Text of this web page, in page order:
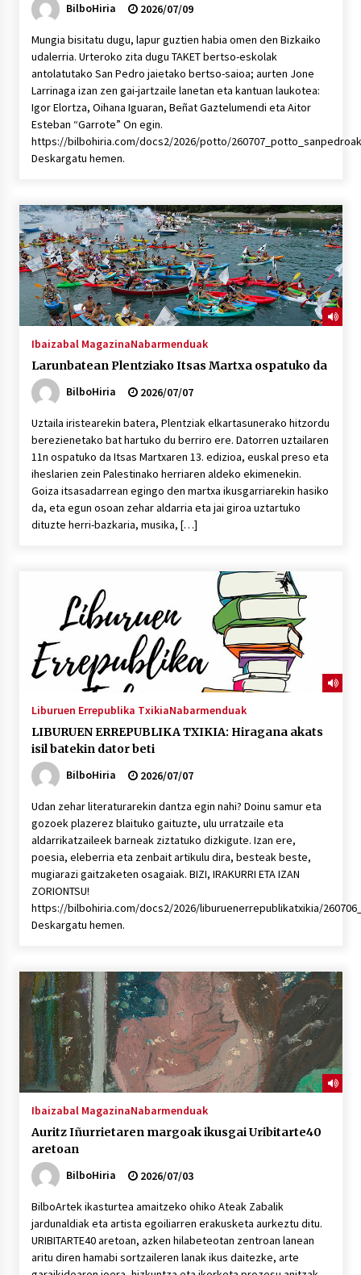
BilboHiria
2026/07/09
Mungia bisitatu dugu, lapur guztien habia omen den Bizkaiko
udalerria. Urteroko zita dugu TAKET bertso-eskolak
antolatutako San Pedro jaietako bertso-saioa; aurten Jone
Larrinaga izan zen gai-jartzaile lanetan eta kantuan laukotea:
Igor Elortza, Oihana Iguaran, Beñat Gaztelumendi eta Aitor
Esteban “Garrote” On egin.
https://bilbohiria.com/docs2/2026/potto/
Deskargatu hemen.
Ibaizabal MagazinaNabarmenduak
Larunbatean Plentziako Itsas Martxa ospatuko da
BilboHiria
2026/07/07
Uztaila iristearekin batera, Plentziak elkartasunerako hitzordu
berezienetako bat hartuko du berriro ere. Datorren uztailaren
11n ospatuko da Itsas Martxaren 13. edizioa, euskal preso eta
iheslarien zein Palestinako herriaren aldeko ekimenekin.
Goiza itsasadarrean egingo den martxa ikusgarriarekin hasiko
da, eta egun osoan zehar aldarria eta jai giroa uztartuko
dituzte herri-bazkaria, musika, […]
Liburuen Errepublika TxikiaNabarmenduak
LIBURUEN ERREPUBLIKA TXIKIA: Hiragana akats
isil batekin dator beti
BilboHiria
2026/07/07
Udan zehar literaturarekin dantza egin nahi? Doinu samur eta
gozoek plazerez blaituko gaituzte, ulu urratzaile eta
aldarrikatzaileek barneak ziztatuko dizkigute. Izan ere,
poesia, eleberria eta zenbait artikulu dira, besteak beste,
mugiarazi gaitzaketen osagaiak. BIZI, IRAKURRI ETA IZAN
ZORIONTSU!
https://bilbohiria.com/docs2/2026/liburuenerrepublikatxikia/
Deskargatu hemen.
Ibaizabal MagazinaNabarmenduak
Auritz Iñurrietaren margoak ikusgai Uribitarte40
aretoan
BilboHiria
2026/07/03
BilboArtek ikasturtea amaitzeko ohiko Ateak Zabalik
jardunaldiak eta artista egoiliarren erakusketa aurkeztu ditu.
URIBITARTE40 aretoan, azken hilabeteotan zentroan lanean
aritu diren hamabi sortzaileren lanak ikus daitezke, arte